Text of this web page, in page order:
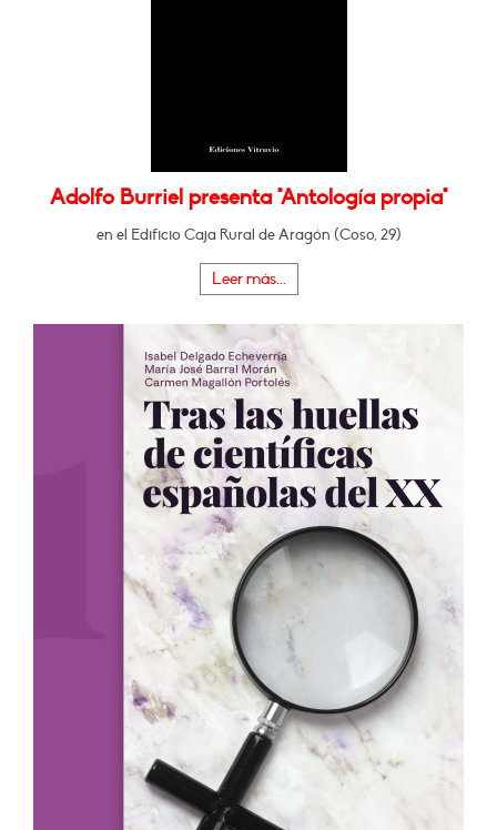
Adolfo Burriel presenta "Antología propia"
en el Edificio Caja Rural de Aragón (Coso, 29)
Leer más...